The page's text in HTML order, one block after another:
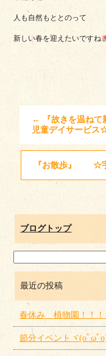
人も自然もととのって
新しい春を迎えたいですね
←
『故きを温ね
児童デイサービス
『お散歩』 ☆
ブログトップ
最近の投稿
春休み 植物園！！
節分イベントヾ(oﾟω